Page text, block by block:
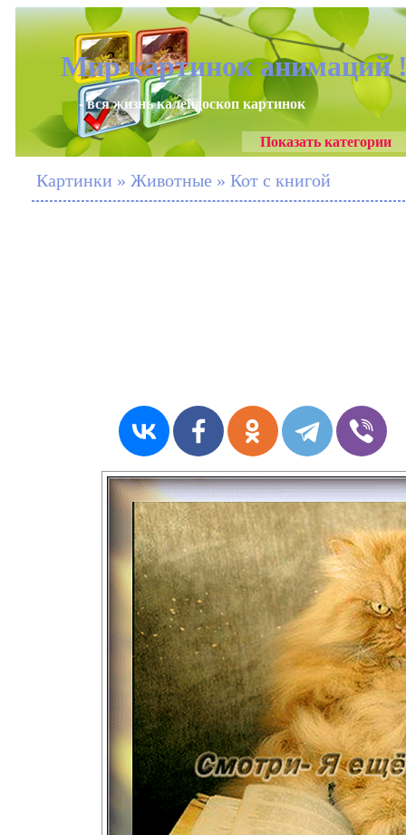
Мир картинок анимаций
- вся жизнь калейдоскоп картинок
Показать категории
Картинки » Животные » Кот с книгой